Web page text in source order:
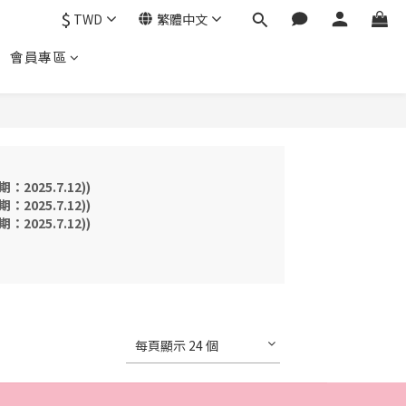
$ TWD 繁體中文
會員專區
：2025.7.12))
：2025.7.12))
：2025.7.12))
每頁顯示 24 個